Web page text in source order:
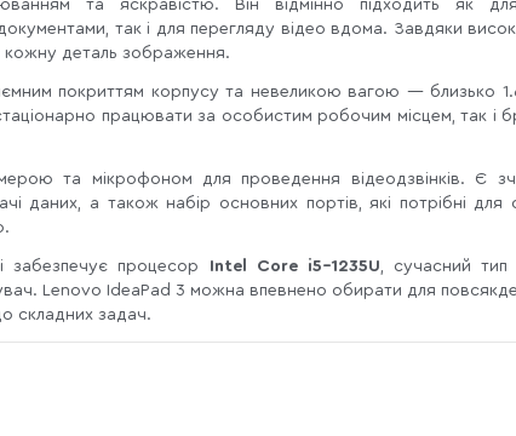
та яскравістю. Він відмінно підходить як
так і для перегляду відео вдома. Завдяки
кожну деталь зображення.
покриттям корпусу та невеликою вагою — близько
працювати за особистим робочим місцем, так і
та мікрофоном для проведення відеодзвінків. Є
даних, а також набір основних портів, які потрібні для
забезпечує процесор Intel Core i5-1235U, сучасний тип
Lenovo IdeaPad 3 можна впевнено обирати для
складних задач.